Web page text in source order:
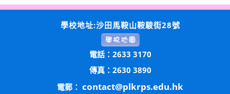
學校地址:沙田馬鞍山鞍駿街28號
電話：2633 3170
傳真：2630 3890
電郵： contact@plkrps.edu.hk